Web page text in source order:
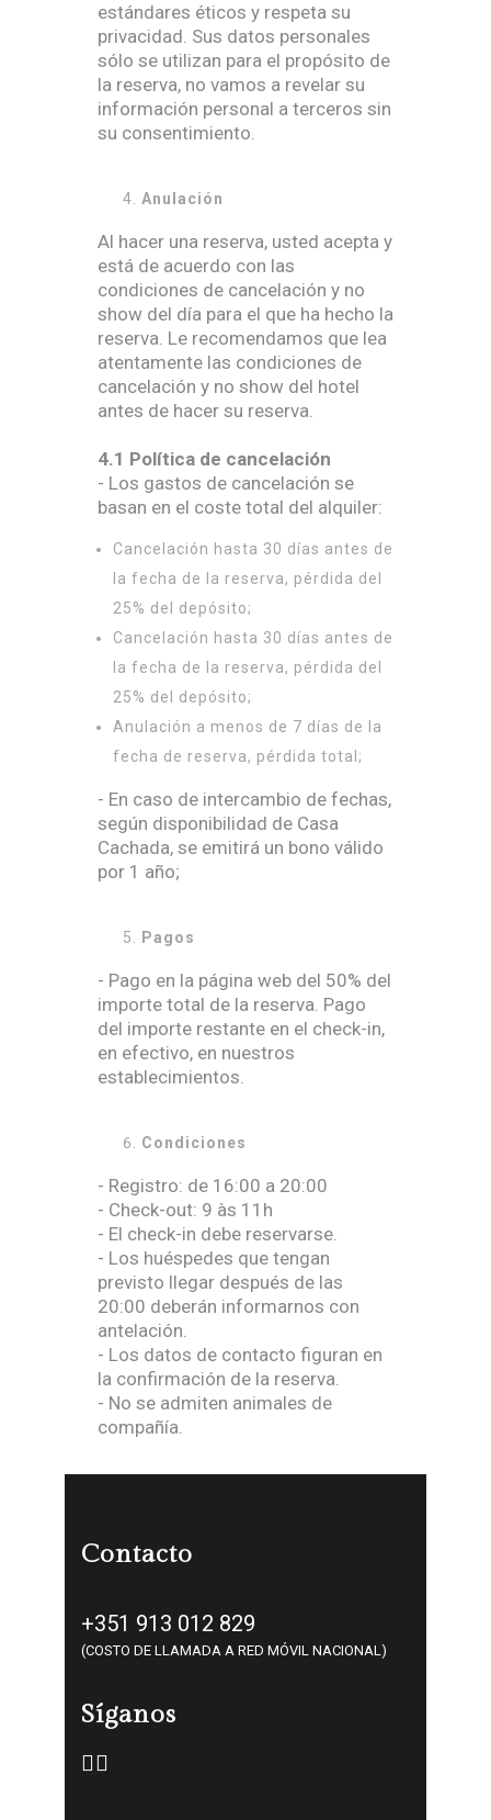
estándares éticos y respeta su
privacidad. Sus datos personales
sólo se utilizan para el propósito de
la reserva, no vamos a revelar su
información personal a terceros sin
su consentimiento.
Anulación
Al hacer una reserva, usted acepta y
está de acuerdo con las
condiciones de cancelación y no
show del día para el que ha hecho la
reserva. Le recomendamos que lea
atentamente las condiciones de
cancelación y no show del hotel
antes de hacer su reserva.
4.1 Política de cancelación
- Los gastos de cancelación se
basan en el coste total del alquiler:
Cancelación hasta 30 días antes de
la fecha de la reserva, pérdida del
25% del depósito;
Cancelación hasta 30 días antes de
la fecha de la reserva, pérdida del
25% del depósito;
Anulación a menos de 7 días de la
fecha de reserva, pérdida total;
- En caso de intercambio de fechas,
según disponibilidad de Casa
Cachada, se emitirá un bono válido
por 1 año;
Pagos
- Pago en la página web del 50% del
importe total de la reserva. Pago
del importe restante en el check-in,
en efectivo, en nuestros
establecimientos.
Condiciones
- Registro: de 16:00 a 20:00
- Check-out: 9 às 11h
- El check-in debe reservarse.
- Los huéspedes que tengan
previsto llegar después de las
20:00 deberán informarnos con
antelación.
- Los datos de contacto figuran en
la confirmación de la reserva.
- No se admiten animales de
compañía.
Contacto
+351 913 012 829
(COSTO DE LLAMADA A RED MÓVIL NACIONAL)
Síganos